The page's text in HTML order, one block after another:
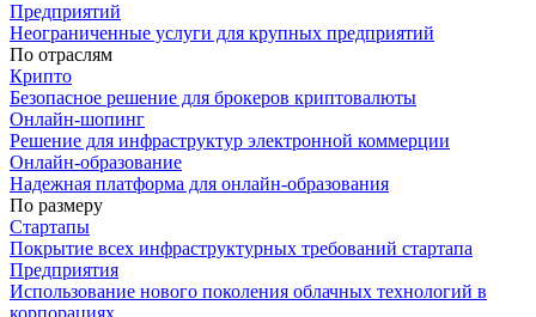
Предприятий
Неограниченные услуги для крупных предприятий
По отраслям
Крипто
Безопасное решение для брокеров криптовалюты
Онлайн-шопинг
Решение для инфраструктур электронной коммерции
Онлайн-образование
Надежная платформа для онлайн-образования
По размеру
Стартапы
Покрытие всех инфраструктурных требований стартапа
Предприятия
Использование нового поколения облачных технологий в
корпорациях